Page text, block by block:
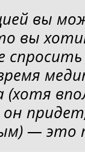
вы
вы
— это